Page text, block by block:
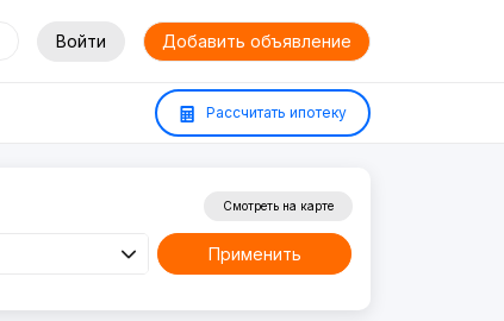
Войти Добавить объявление
Рассчитать ипотеку
Смотреть на карте
Применить